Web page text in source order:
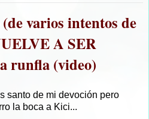
varios intentos de
A SER
runfla (video)
santo de mi devoción pero
la boca a Kici...